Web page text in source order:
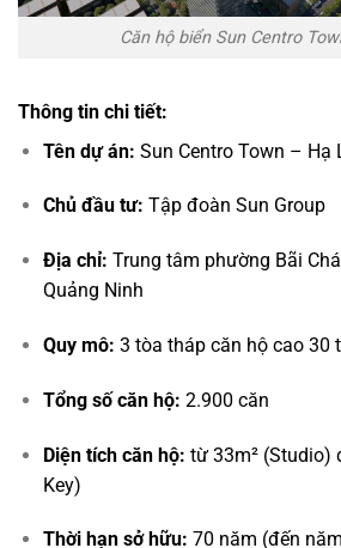
Căn hộ biển Sun Centro
Thông tin chi tiết:
Tên dự án: Sun Centro Town – Hạ
Chủ đầu tư: Tập đoàn Sun Group
Địa chỉ: Trung tâm phường Bãi
Quảng Ninh
Quy mô: 3 tòa tháp căn hộ cao 30
Tổng số căn hộ: 2.900 căn
Diện tích căn hộ: từ 33m² (Studio)
Key)
Thời hạn sở hữu: 70 năm (đến